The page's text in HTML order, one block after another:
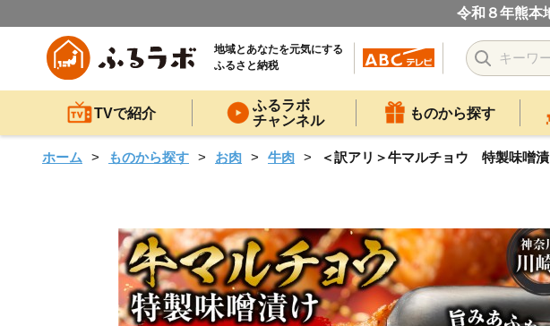
令和８年熊本
地域とあなたを元気にする
ふるさと納税
TVで紹介
ふるラボ
チャンネル
ものから探す
ホーム ものから探す お肉 牛肉 ＜訳アリ＞牛マルチョウ 特製味噌